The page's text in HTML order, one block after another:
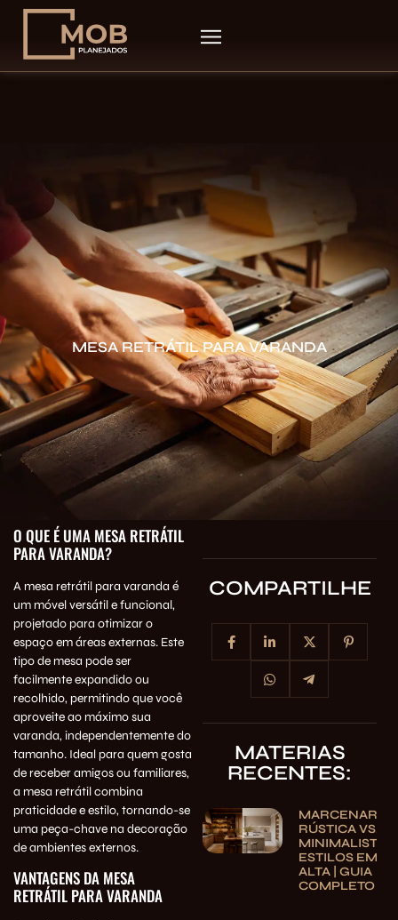
MESA RETRÁTIL PARA VARANDA
O QUE É UMA MESA RETRÁTIL
PARA VARANDA?
A mesa retrátil para varanda é
um móvel versátil e funcional,
projetado para otimizar o
espaço em áreas externas. Este
tipo de mesa pode ser
facilmente expandido ou
recolhido, permitindo que você
aproveite ao máximo sua
varanda, independentemente do
tamanho. Ideal para quem gosta
de receber amigos ou familiares,
a mesa retrátil combina
praticidade e estilo, tornando-se
uma peça-chave na decoração
de ambientes externos.
VANTAGENS DA MESA
RETRÁTIL PARA VARANDA
COMPARTILHE
MATERIAS
RECENTES:
MARCENARIA
RÚSTICA VS.
MINIMALISTA:
ESTILOS EM
ALTA | GUIA
COMPLETO